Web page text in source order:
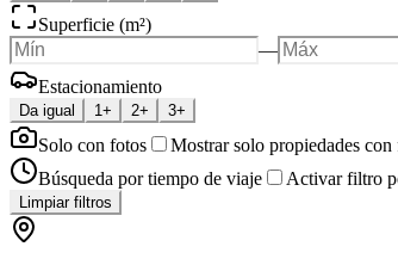
Superficie (m²)
—
Estacionamiento
Da igual 1+ 2+ 3+
Solo con fotos
Mostrar solo propiedades con
Búsqueda por tiempo de viaje
Activar filtro
Limpiar filtros